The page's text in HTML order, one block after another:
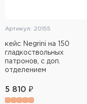
Артикул: 20155
кейс Negrini на 150
гладкоствольных
патронов, с доп.
отделением
5 810 ₽